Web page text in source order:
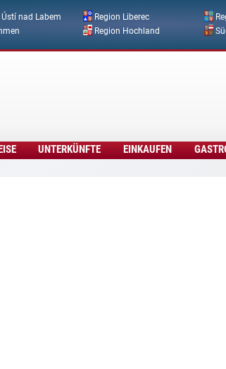
Direkt zum Inhalt
Ústí nad Labem Region Liberec
Region Hochland
UNTERKÜNFTE EINKAUFEN